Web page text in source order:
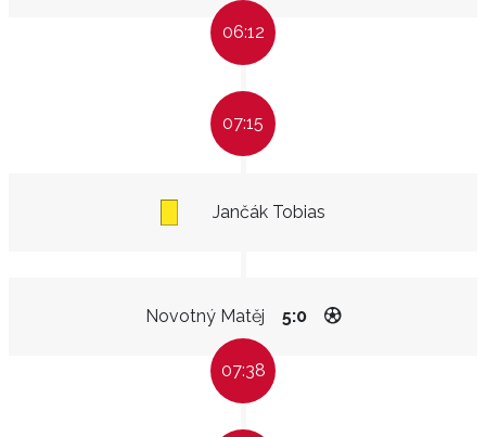
06:12
07:15
Jančák Tobias
Novotný Matěj 5:0
07:38